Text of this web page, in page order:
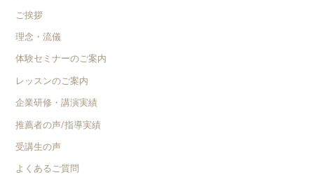
ご挨拶
理念・流儀
体験セミナーのご案内
レッスンのご案内
企業研修・講演実績
推薦者の声/指導実績
受講生の声
よくあるご質問